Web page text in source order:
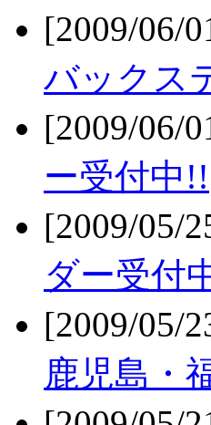
[2009/06/
バックス
[2009/06/
ー受付中!!
[2009/05/
ダー受付
[2009/05/
鹿児島・